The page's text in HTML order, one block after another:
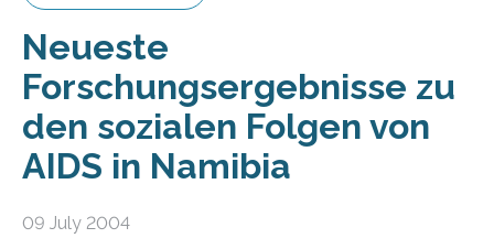
Neueste
Forschungsergebnisse zu
den sozialen Folgen von
AIDS in Namibia
09 July 2004